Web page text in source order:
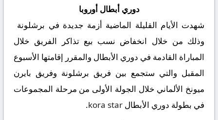
دوري أبطال أوروبا
شهدت الأيام القليلة الماضية أزمة جديدة في برشلونة
وذلك من خلال انخفاض نسب بيع تذاكر الفريق خلال
المباراة القادمة في دوري الأبطال والمقرر إقامتها الأسبوع
المقبل والتي ستجمع بين فريق برشلونة وفريق بايرن
ميونخ الألماني خلال الجولة الأولى من مرحلة المجموعات
في بطولة دوري الأبطال kora star
.